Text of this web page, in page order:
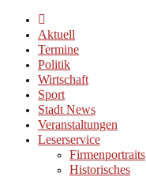
Aktuell
Termine
Politik
Wirtschaft
Sport
Stadt News
Veranstaltungen
Leserservice
Firmenportraits
Historisches